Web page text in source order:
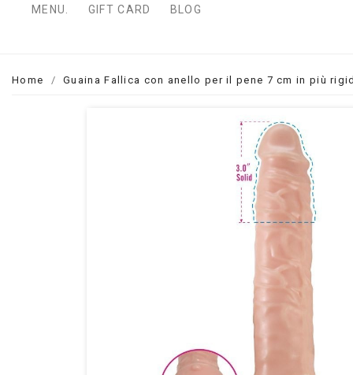
MENU. GIFT CARD BLOG
Home Guaina Fallica con anello per il pene 7 cm in più